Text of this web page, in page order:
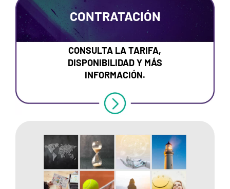
CONTRATACIÓN
CONSULTA LA TARIFA,
DISPONIBILIDAD Y MÁS
INFORMACIÓN.